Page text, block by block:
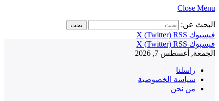
Close Menu
البحث عن:
فيسبوك
X (Twitter) RSS
فيسبوك
X (Twitter) RSS
الجمعة, أغسطس 7, 2026
راسلنا
سياسة الخصوصية
من نحن